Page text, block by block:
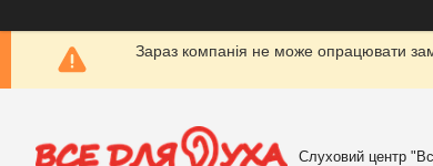
Зараз компанія не може опрацювати
Слуховий центр